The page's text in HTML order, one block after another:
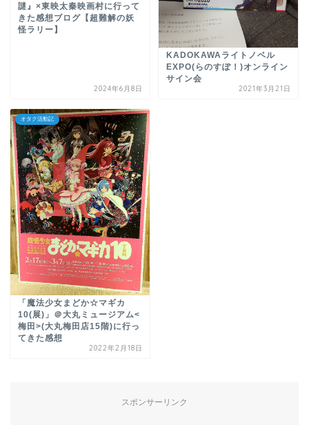
謎』×東映太秦映画村に行って
きた感想ブログ【超難解の妖
怪ラリー】
2024年6月8日
KADOKAWAライトノベル
EXPO(らのすぽ！)オンライン
サイン会
2021年3月21日
オタク活動記
「魔法少女まどか☆マギカ
10(展)」＠大丸ミュージアム<
梅田>(大丸梅田店15階)に行っ
てきた感想
2022年2月18日
スポンサーリンク